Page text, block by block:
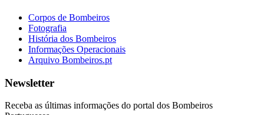
Corpos de Bombeiros
Fotografia
História dos Bombeiros
Informações Operacionais
Arquivo Bombeiros.pt
Newsletter
Receba as últimas informações do portal dos Bombeiros